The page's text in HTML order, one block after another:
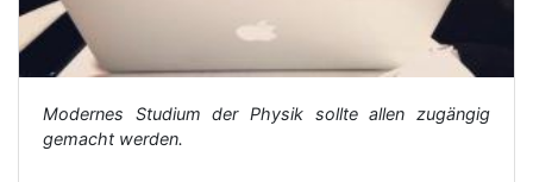
Modernes Studium der Physik sollte allen zugängig
gemacht werden.